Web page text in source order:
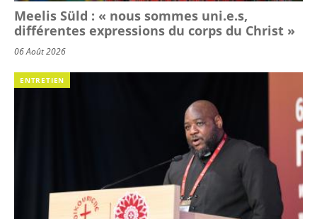
Meelis Süld : « nous sommes uni.e.s,
différentes expressions du corps du Christ »
06 Août 2026
ENTRETIEN